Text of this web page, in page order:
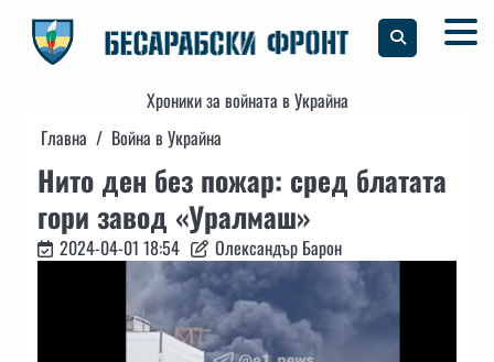
content
Хроники за войната в Украйна
Главна
Война в Украйна
Нито ден без пожар: сред блатата
гори завод «Уралмаш»
2024-04-01 18:54 Олександър Барон